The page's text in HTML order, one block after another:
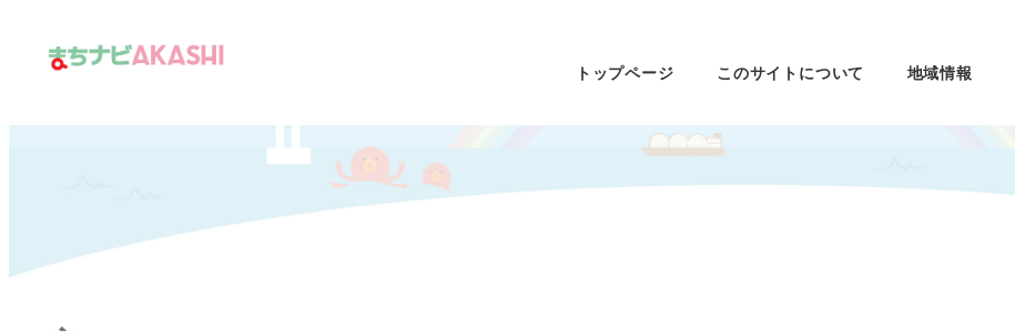
へ
トップページ このサイトについて 地域情報